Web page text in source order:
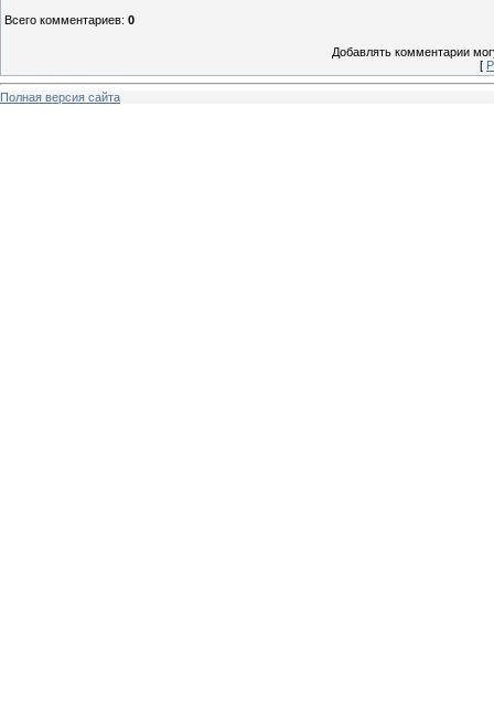
Всего комментариев: 0
Добавлять комментарии
[
Полная версия сайта